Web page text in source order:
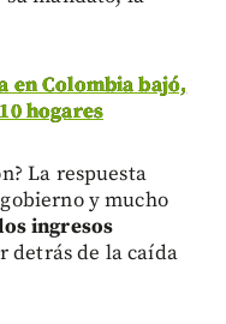
en Colombia bajó,
hogares
La respuesta
y mucho
ingresos
detrás de la caída